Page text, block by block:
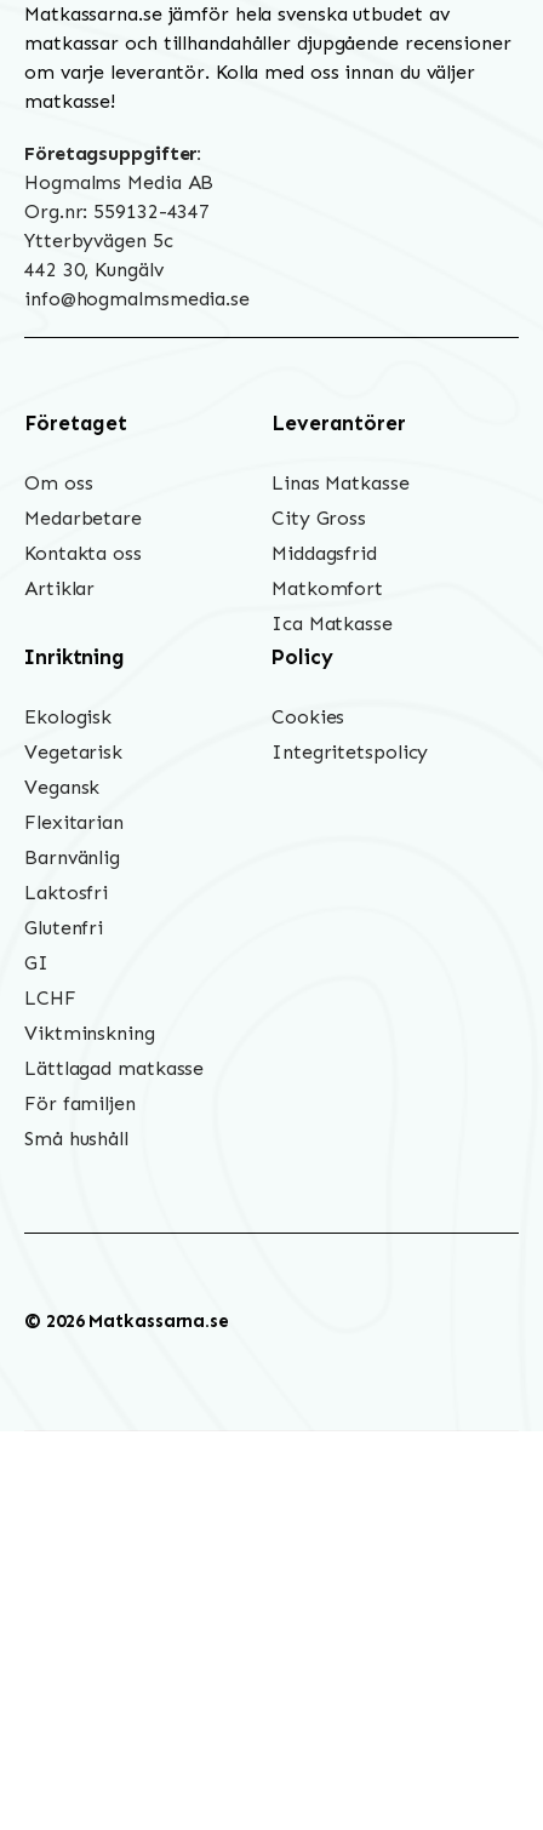
Matkassarna.se jämför hela svenska utbudet av
matkassar och tillhandahåller djupgående recensioner
om varje leverantör. Kolla med oss innan du väljer
matkasse!
Företagsuppgifter:
Hogmalms Media AB
Org.nr: 559132-4347
Ytterbyvägen 5c
442 30, Kungälv
info@hogmalmsmedia.se
Företaget
Om oss
Medarbetare
Kontakta oss
Artiklar
Leverantörer
Linas Matkasse
City Gross
Middagsfrid
Matkomfort
Ica Matkasse
Inriktning
Ekologisk
Vegetarisk
Vegansk
Flexitarian
Barnvänlig
Laktosfri
Glutenfri
GI
LCHF
Viktminskning
Lättlagad matkasse
För familjen
Små hushåll
Policy
Cookies
Integritetspolicy
© 2026 Matkassarna.se